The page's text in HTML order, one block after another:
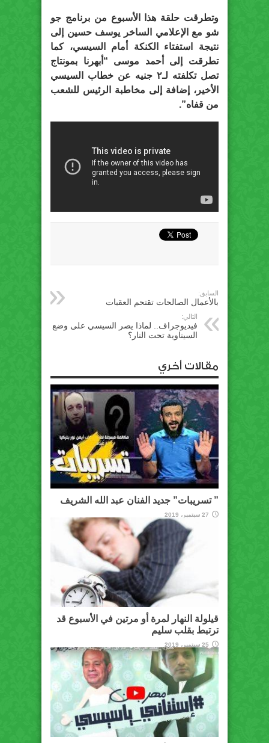
وتطرقت حلقة هذا الأسبوع من برنامج جو
شو مع الإعلامي الساخر يوسف حسين إلى
نتيجة استفتاء الكنكة أمام السيسي، كما
تطرقت إلى أحمد موسى “أبهرنا بمونتاج
تصل تكلفته لـ٢ جنيه عن خطاب السيسي
الأخير، إضافة إلى مخاطبة الرئيس للشعب
من قفاه”.
السابق:
بالأعمال الصالحات تقتحم العقبات
التالي:
فيديوجراف.. لماذا يصر السيسي على وضع
السيناوية تحت النار؟
مقالات أخري
” تسريبات” جديد الفنان عبد الله الشريف
27 سبتمبر، 2019
قيلولة النهار لمرة أو مرتين في الأسبوع قد
ترتبط بقلب سليم
25 سبتمبر، 2019